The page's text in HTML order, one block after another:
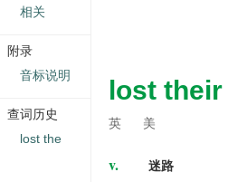
lost their
英 美
v. 迷路
相关
附录
音标说明
查词历史
lost the